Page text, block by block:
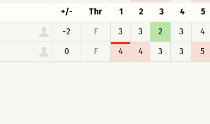
+/- Thr 1 2 3 4 5
-2 F 3 3 2 3 4
0 F 4 4 3 3 5